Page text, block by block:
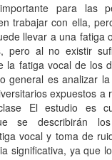
para las
trabajar con ella,
llevar a una fatiga
pero al no existir
la fatiga vocal de los
general es analizar
expuestos a
El estudio es
se describirán
vocal y toma de
significativa, ya que